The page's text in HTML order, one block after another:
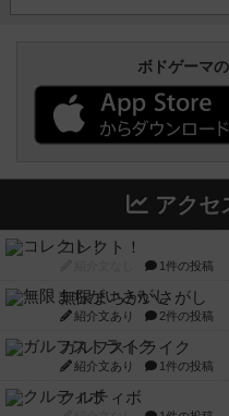
ボドゲーマ
アクセ
コレクト！
1件の投稿
無限まちがいさがし
紹介文あり 2件の投稿
ガルフストライク
紹介文あり 1件の投稿
クルティボ